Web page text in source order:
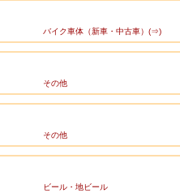
バイク車体（新車・中古車）(⇒)
その他
その他
ビール・地ビール